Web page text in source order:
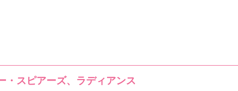
・スピアーズ、ラディアンス